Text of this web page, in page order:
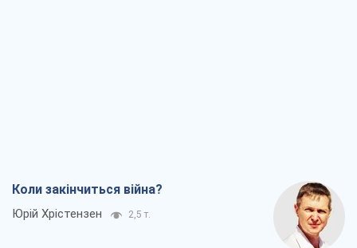
Коли закінчиться війна?
Юрій Хрістензен 2,5 т.